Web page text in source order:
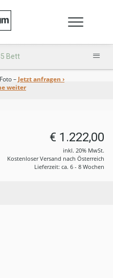
Bett
– Jetzt anfragen ›
weiter
€ 1.222,00
inkl. 20% MwSt.
Kostenloser Versand nach Österreich
Lieferzeit: ca. 6 - 8 Wochen